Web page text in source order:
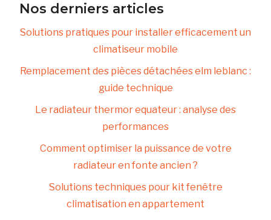
Nos derniers articles
Solutions pratiques pour installer efficacement un
climatiseur mobile
Remplacement des pièces détachées elm leblanc :
guide technique
Le radiateur thermor equateur : analyse des
performances
Comment optimiser la puissance de votre
radiateur en fonte ancien ?
Solutions techniques pour kit fenêtre
climatisation en appartement